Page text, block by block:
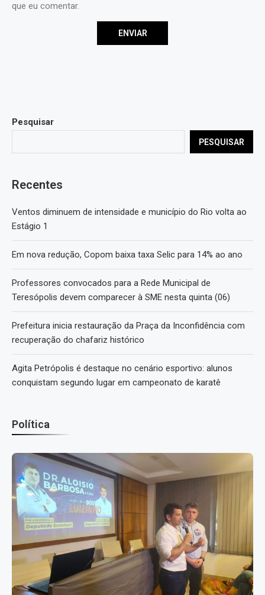
que eu comentar.
Pesquisar
PESQUISAR
Recentes
Ventos diminuem de intensidade e município do Rio volta ao
Estágio 1
Em nova redução, Copom baixa taxa Selic para 14% ao ano
Professores convocados para a Rede Municipal de
Teresópolis devem comparecer à SME nesta quinta (06)
Prefeitura inicia restauração da Praça da Inconfidência com
recuperação do chafariz histórico
Agita Petrópolis é destaque no cenário esportivo: alunos
conquistam segundo lugar em campeonato de karatê
Política